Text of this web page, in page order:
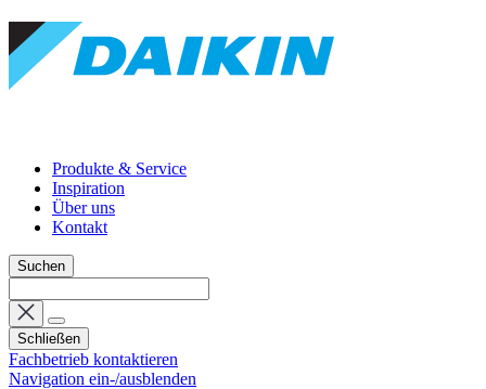
Produkte & Service
Inspiration
Über uns
Kontakt
Suchen
Schließen
Fachbetrieb kontaktieren
Navigation ein-/ausblenden